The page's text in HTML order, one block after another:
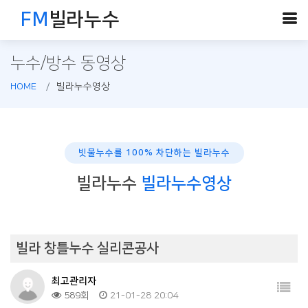
FM 빌라누수
누수/방수 동영상
HOME 빌라누수영상
빗물누수를 100% 차단하는 빌라누수
빌라누수 빌라누수영상
빌라 창틀누수 실리콘공사
최고관리자
589회
21-01-28 20:04